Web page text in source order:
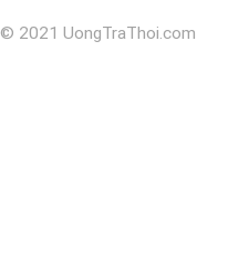
© 2021 UongTraThoi.com